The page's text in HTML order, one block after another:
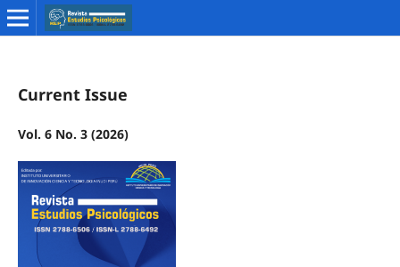
Current Issue
Vol. 6 No. 3 (2026)